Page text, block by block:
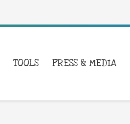
TOOLS PRESS & MEDIA